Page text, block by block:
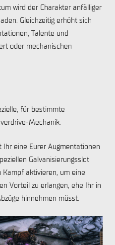
wird der Charakter anfälliger
Gleichzeitig erhöht sich
Talente und
oder mechanischen
für bestimmte
Mechanik.
eine Eurer Augmentationen
Galvanisierungsslot
aktivieren, um eine
Vorteil zu erlangen, ehe Ihr in
hinnehmen müsst.